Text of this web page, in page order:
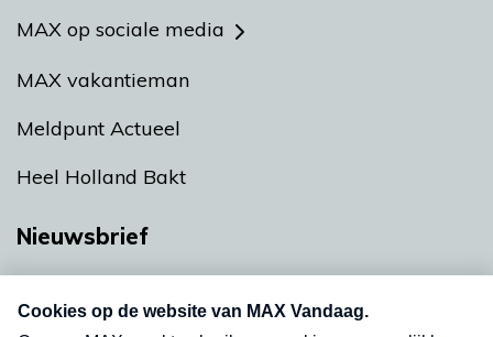
MAX op sociale media
MAX vakantieman
Meldpunt Actueel
Heel Holland Bakt
Nieuwsbrief
nieuwsbrief. Elke vrijdag- en dinsdagochtend in